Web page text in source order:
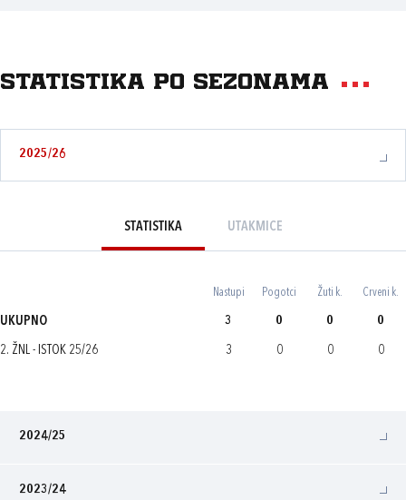
Statistika po sezonama
2025/26
STATISTIKA UTAKMICE
Nastupi Pogotci Žuti k. Crveni k.
UKUPNO 3 0 0 0
2. ŽNL - ISTOK 25/26 3 0 0 0
2024/25
2023/24